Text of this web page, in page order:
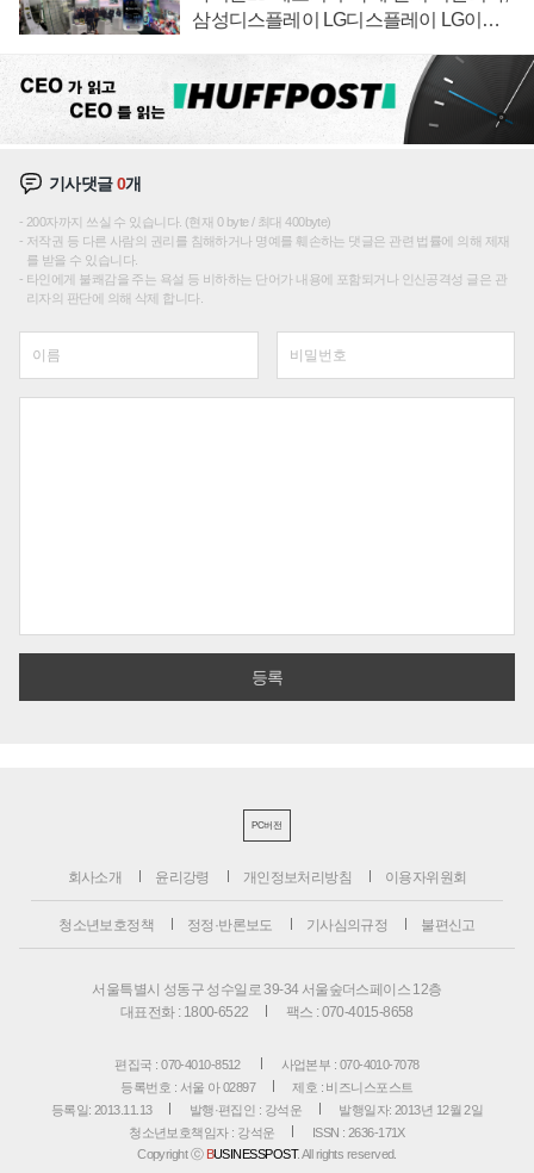
삼성디스플레이 LG디스플레이 LG이노
기사댓글0개
200자까지 쓰실 수 있습니다. (현재 0 byte / 최대 400byte)
저작권 등 다른 사람의 권리를 침해하거나 명예를 훼손하는 댓글은 관련 법률에 의해 제재
를 받을 수 있습니다.
타인에게 불쾌감을 주는 욕설 등 비하하는 단어가 내용에 포함되거나 인신공격성 글은 관
리자의 판단에 의해 삭제 합니다.
PC버전
회사소개 윤리강령 개인정보처리방침 이용자위원회
청소년보호정책 정정·반론보도 기사심의규정 불편신고
서울특별시 성동구 성수일로 39-34 서울숲더스페이스 12층
대표전화 : 1800-6522
팩스 : 070-4015-8658
편집국 : 070-4010-8512
사업본부 : 070-4010-7078
등록번호 : 서울 아 02897
제호 : 비즈니스포스트
등록일: 2013.11.13
발행·편집인 : 강석운
발행일자: 2013년 12월 2일
청소년보호책임자 : 강석운
ISSN : 2636-171X
Copyright ⓒ BUSINESSPOST. All rights reserved.